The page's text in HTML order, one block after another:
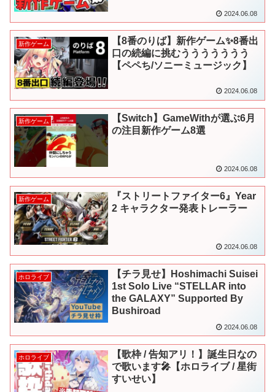
2024.06.08
新作ゲーム
【8番のりば】新作ゲーム✨8番出
口の続編に挑むううううううう
【ペペち/ソニーミュージック】
2024.06.08
新作ゲーム
【Switch】GameWithが選ぶ6月
の注目新作ゲーム8選
2024.06.08
新作ゲーム
『ストリートファイター6』Year
2 キャラクター発表トレーラー
2024.06.08
ホロライブ
【チラ見せ】Hoshimachi Suisei
1st Solo Live “STELLAR into
the GALAXY” Supported By
Bushiroad
2024.06.08
ホロライブ
【歌枠 / 告知アリ！】誕生日なの
で歌います🎤【ホロライブ / 星街
すいせい】